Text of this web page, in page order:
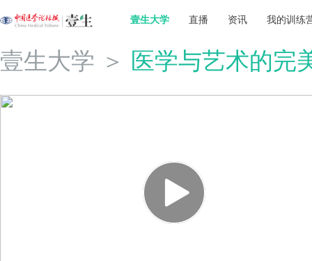
壹生大学 直播 资讯 我的训练
壹生大学 ＞ 医学与艺术的完